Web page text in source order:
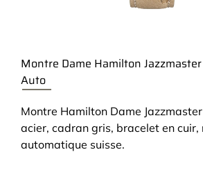
Montre Dame Hamilton
Auto
Montre Hamilton Dame
acier, cadran gris, bracelet en cuir,
automatique suisse.